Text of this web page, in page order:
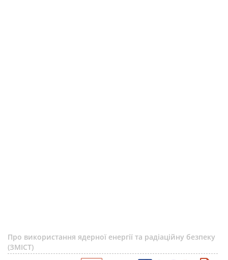
Про використання ядерної енергії та радіаційну безпеку
(ЗМІСТ)